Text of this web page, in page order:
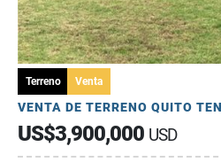
Terreno Venta
VENTA DE TERRENO QUITO
US$3,900,000 USD